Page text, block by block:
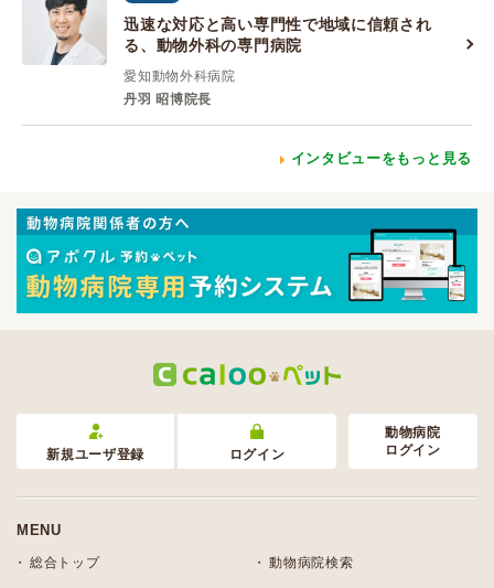
迅速な対応と高い専門性で地域に信頼され
る、動物外科の専門病院
愛知動物外科病院
丹羽 昭博院長
インタビューをもっと見る
新規ユーザ登録 ログイン
動物病院
ログイン
MENU
総合トップ 動物病院検索